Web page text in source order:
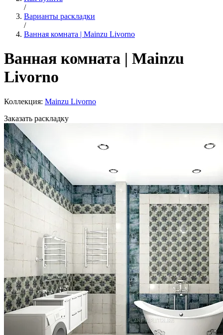
/
Варианты раскладки
/
Ванная комната | Mainzu Livorno
Ванная комната | Mainzu
Livorno
Коллекция: Mainzu Livorno
Заказать раскладку